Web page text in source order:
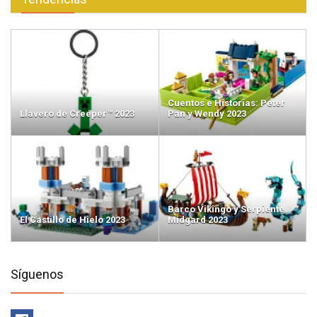
Llavero de Creeper™ 2023
Cuentos e Historias: Peter
Pan y Wendy 2023
El Castillo de Hielo 2023
Barco Vikingo y Serpiente
Midgard 2023
Síguenos